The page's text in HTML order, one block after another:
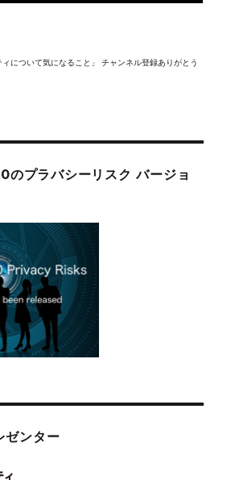
ィについて気になること」 チャンネル登録ありがとう
のプラバシーリスク バージョ
ゼンター